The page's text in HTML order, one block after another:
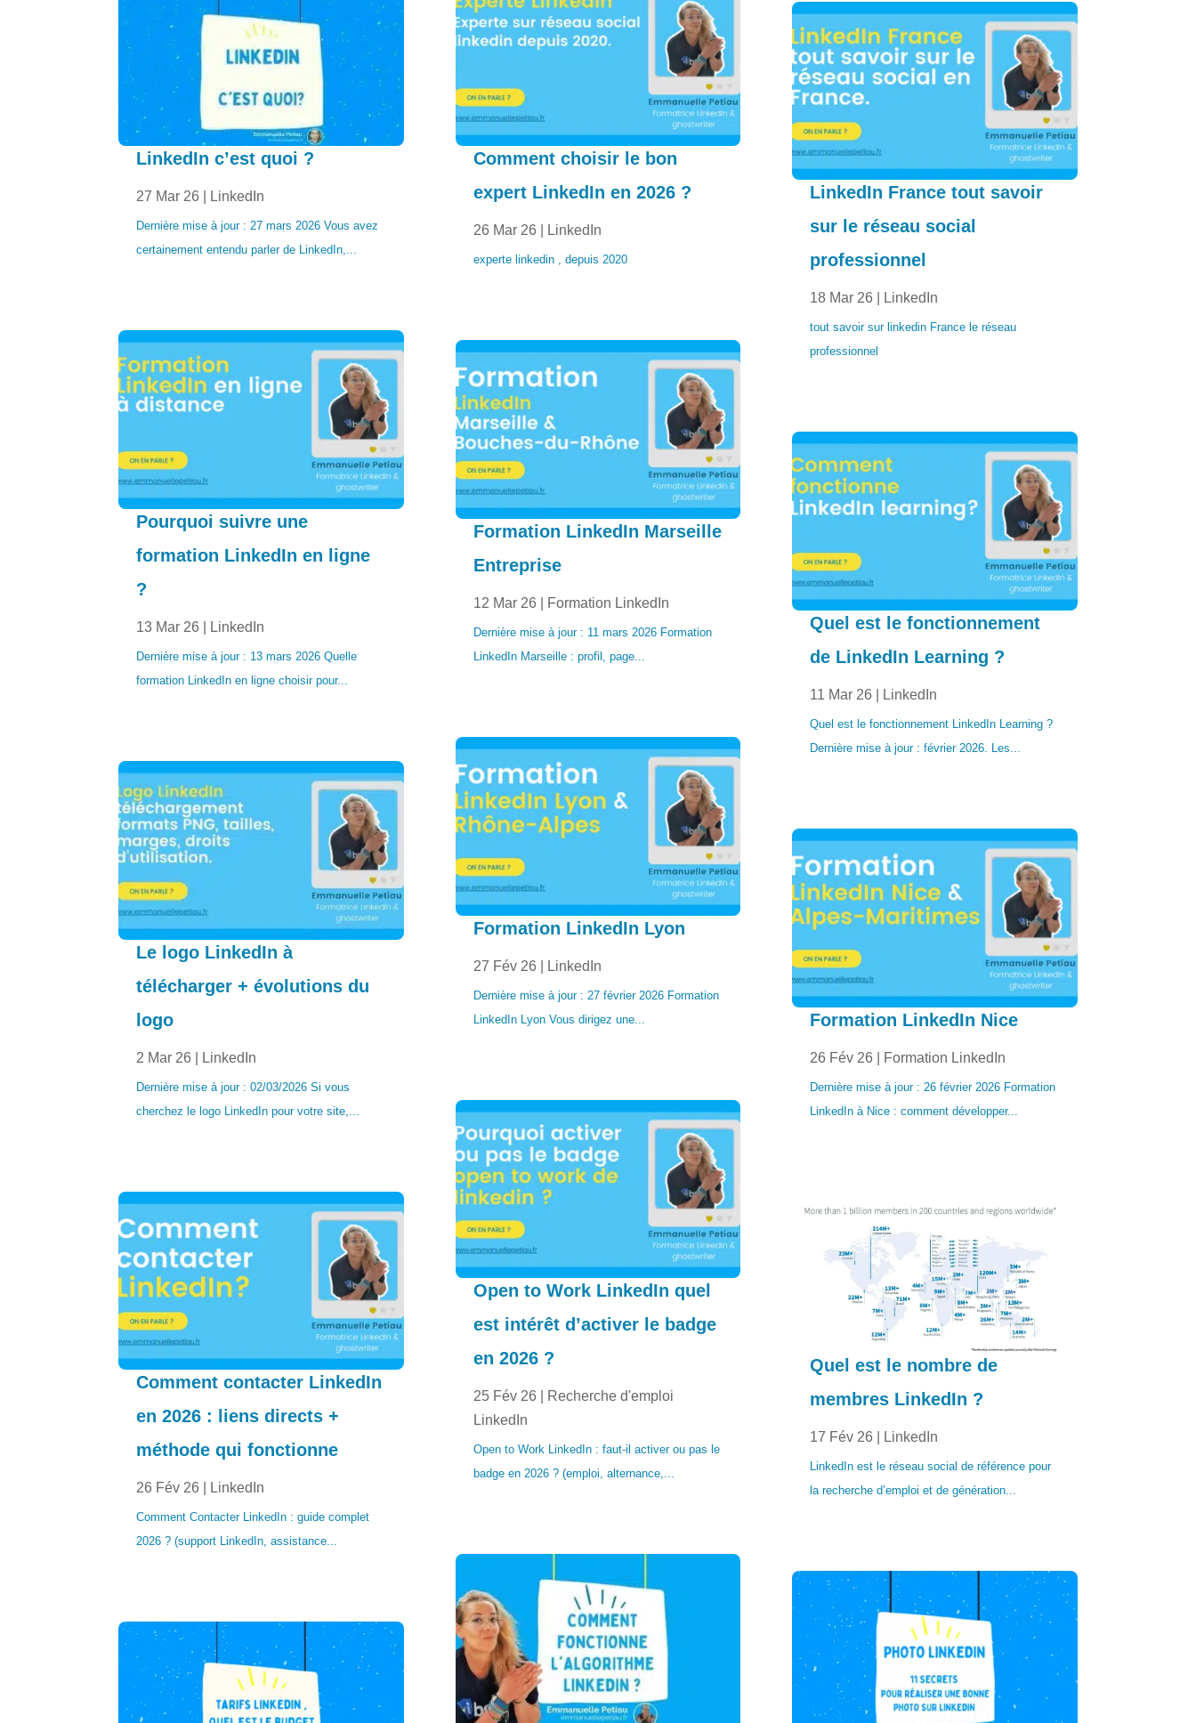
LinkedIn c’est quoi ?
27 Mar 26 LinkedIn
Dernière mise à jour : 27 mars 2026 Vous avez
certainement entendu parler de LinkedIn,...
Pourquoi suivre une
formation LinkedIn en ligne
?
13 Mar 26 LinkedIn
Dernière mise à jour : 13 mars 2026 Quelle
formation LinkedIn en ligne choisir pour...
Le logo LinkedIn à
télécharger + évolutions du
logo
2 Mar 26 LinkedIn
Dernière mise à jour : 02/03/2026 Si vous
cherchez le logo LinkedIn pour votre site,...
Comment contacter LinkedIn
en 2026 : liens directs +
méthode qui fonctionne
26 Fév 26 LinkedIn
Comment Contacter LinkedIn : guide complet
2026 ? (support LinkedIn, assistance...
Comment choisir le bon
expert LinkedIn en 2026 ?
26 Mar 26 LinkedIn
experte linkedin , depuis 2020
Formation LinkedIn Marseille
Entreprise
12 Mar 26 Formation LinkedIn
Dernière mise à jour : 11 mars 2026 Formation
LinkedIn Marseille : profil, page...
Formation LinkedIn Lyon
27 Fév 26 LinkedIn
Dernière mise à jour : 27 février 2026 Formation
LinkedIn Lyon Vous dirigez une...
Open to Work LinkedIn quel
est intérêt d’activer le badge
en 2026 ?
25 Fév 26
Recherche d'emploi
LinkedIn
Open to Work LinkedIn : faut-il activer ou pas le
badge en 2026 ? (emploi, alternance,...
LinkedIn France tout savoir
sur le réseau social
professionnel
18 Mar 26 LinkedIn
tout savoir sur linkedin France le réseau
professionnel
Quel est le fonctionnement
de LinkedIn Learning ?
11 Mar 26 LinkedIn
Quel est le fonctionnement LinkedIn Learning ?
Dernière mise à jour : février 2026. Les...
Formation LinkedIn Nice
26 Fév 26 Formation LinkedIn
Dernière mise à jour : 26 février 2026 Formation
LinkedIn à Nice : comment développer...
Quel est le nombre de
membres LinkedIn ?
17 Fév 26 LinkedIn
LinkedIn est le réseau social de référence pour
la recherche d’emploi et de génération...